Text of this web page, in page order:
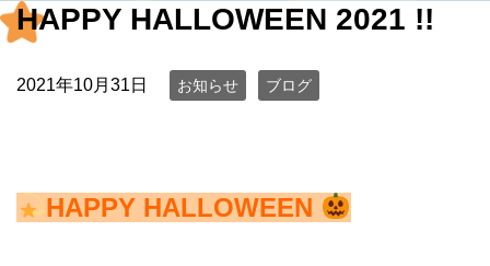
HAPPY HALLOWEEN 2021 !!
2021年10月31日 お知らせ ブログ
HAPPY HALLOWEEN